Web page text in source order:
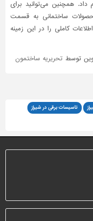
داد. همچنین می‌توانید برای
ساختمانی به قسمت
کاملی را در این زمینه
توسط تحریریه ساختمون
تاسیسات برقی در شیراز